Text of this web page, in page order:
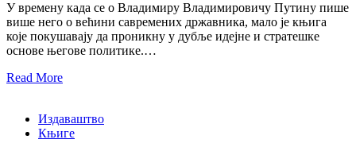
У времену када се о Владимиру Владимировичу Путину пише
више него о већини савремених државника, мало је књига
које покушавају да проникну у дубље идејне и стратешке
основе његове политике.…
Read More
Издаваштво
Књиге